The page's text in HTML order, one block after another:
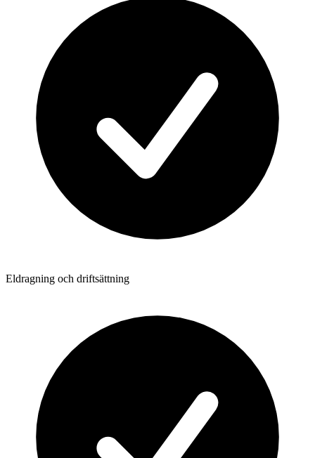
Eldragning och driftsättning